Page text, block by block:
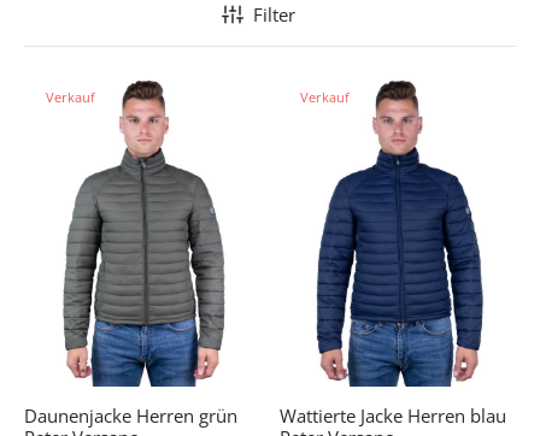
Filter
Verkauf
Daunenjacke Herren grün
Verkauf
Wattierte Jacke Herren blau